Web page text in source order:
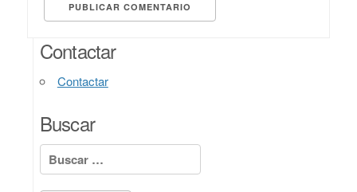
Contactar
Contactar
Buscar
Buscar: